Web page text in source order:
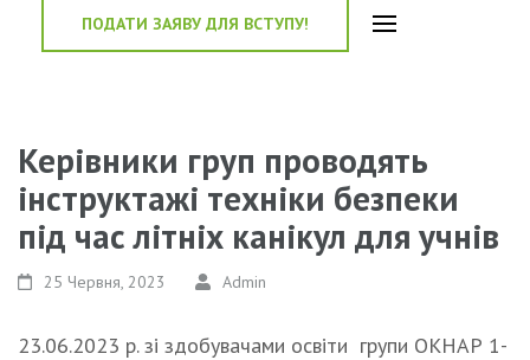
ПОДАТИ ЗАЯВУ ДЛЯ ВСТУПУ!
Керівники груп проводять
інструктажі техніки безпеки
під час літніх канікул для учнів
25 Червня, 2023 Admin
23.06.2023 р. зі здобувачами освіти групи ОКНАР 1-